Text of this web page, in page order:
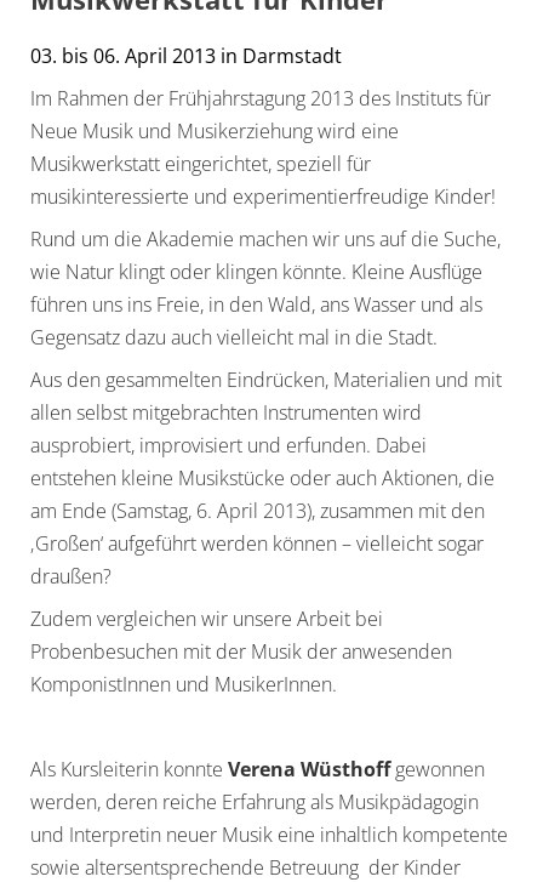
03. bis 06. April 2013 in Darmstadt
Im Rahmen der Frühjahrstagung 2013 des Instituts für
Neue Musik und Musikerziehung wird eine
Musikwerkstatt eingerichtet, speziell für
musikinteressierte und experimentierfreudige Kinder!
Rund um die Akademie machen wir uns auf die Suche,
wie Natur klingt oder klingen könnte. Kleine Ausflüge
führen uns ins Freie, in den Wald, ans Wasser und als
Gegensatz dazu auch vielleicht mal in die Stadt.
Aus den gesammelten Eindrücken, Materialien und mit
allen selbst mitgebrachten Instrumenten wird
ausprobiert, improvisiert und erfunden. Dabei
entstehen kleine Musikstücke oder auch Aktionen, die
am Ende (Samstag, 6. April 2013), zusammen mit den
‚Großen‘ aufgeführt werden können – vielleicht sogar
draußen?
Zudem vergleichen wir unsere Arbeit bei
Probenbesuchen mit der Musik der anwesenden
KomponistInnen und MusikerInnen.
Als Kursleiterin konnte Verena Wüsthoffgewonnen
werden, deren reiche Erfahrung als Musikpädagogin
und Interpretin neuer Musik eine inhaltlich kompetente
sowie altersentsprechende Betreuung der Kinder